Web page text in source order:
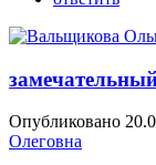
Опубликовано
Олеговна